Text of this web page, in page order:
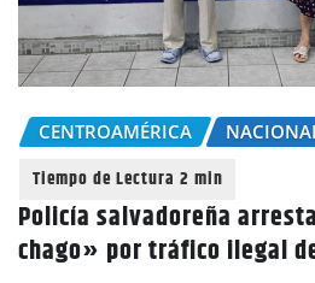
CENTROAMÉRICA
Policía salvadoreña
chago» por tráfico ilegal